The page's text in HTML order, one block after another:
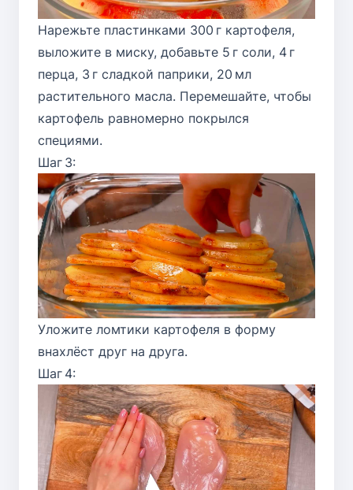
Нарежьте пластинками 300 г картофеля,
выложите в миску, добавьте 5 г соли, 4 г
перца, 3 г сладкой паприки, 20 мл
растительного масла. Перемешайте, чтобы
картофель равномерно покрылся
специями.
Шаг 3:
Уложите ломтики картофеля в форму
внахлёст друг на друга.
Шаг 4: